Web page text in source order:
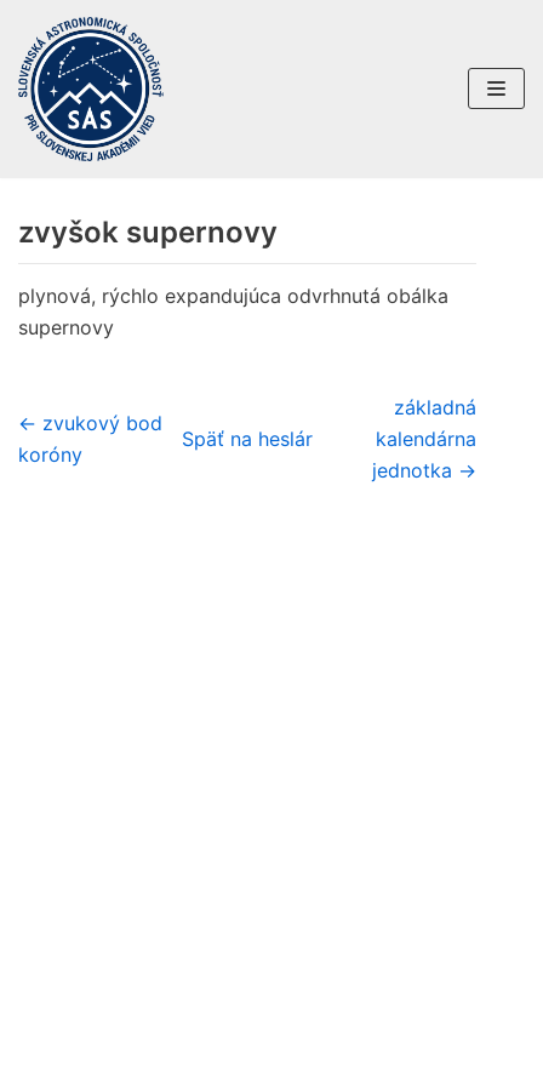
Preskočiť
na
obsah
zvyšok supernovy
plynová, rýchlo expandujúca odvrhnutá obálka
supernovy
← zvukový bod
koróny
Späť na heslár
základná
kalendárna
jednotka →